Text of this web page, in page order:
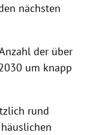
nächsten
der über
um knapp
rund